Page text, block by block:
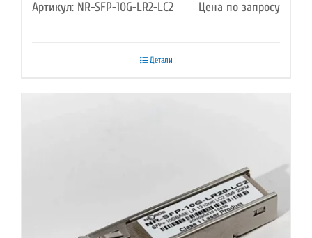
Артикул: NR-SFP-10G-LR2-LC2 Цена по запросу
Детали